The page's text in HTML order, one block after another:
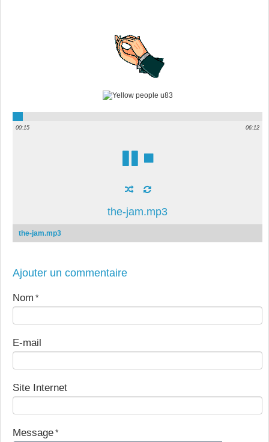
00:15 06:12
the-jam.mp3
the-jam.mp3
Ajouter un commentaire
Nom
E-mail
Site Internet
Message